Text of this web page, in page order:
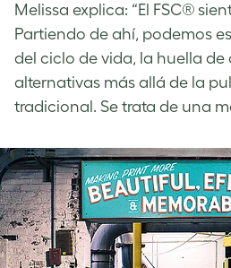
Melissa explica: “El FSC®
Partiendo de ahí, podemos
del ciclo de vida, la huella
alternativas más allá de la
tradicional. Se trata de una